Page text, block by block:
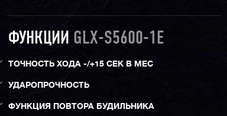
ФУНКЦИИ GLX-S5600-1E
ТОЧНОСТЬ ХОДА -/+15 СЕК В МЕС
УДАРОПРОЧНОСТЬ
ФУНКЦИЯ ПОВТОРА БУДИЛЬНИКА